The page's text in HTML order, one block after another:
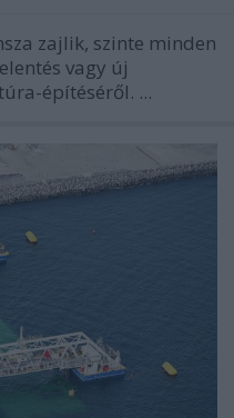
zajlik, szinte minden
vagy új
építéséről. ...